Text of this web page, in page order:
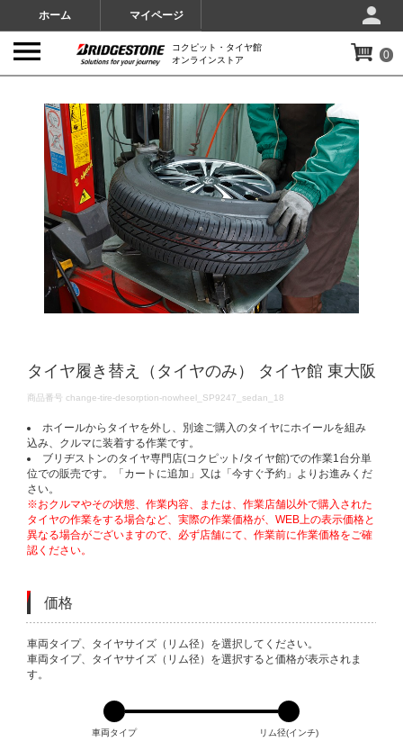
ホーム マイページ
コクピット・タイヤ館
オンラインストア
0
タイヤ履き替え（タイヤのみ） タイヤ館 東大阪
DETAILS
商品番号 change-tire-desorption-nowheel_SP9247_sedan_18
ホイールからタイヤを外し、別途ご購入のタイヤにホイールを組み
込み、クルマに装着する作業です。
ブリヂストンのタイヤ専門店(コクピット/タイヤ館)での作業1台分単
位での販売です。「カートに追加」又は「今すぐ予約」よりお進みくだ
さい。
※おクルマやその状態、作業内容、または、作業店舗以外で購入された
タイヤの作業をする場合など、実際の作業価格が、WEB上の表示価格と
異なる場合がございますので、必ず店舗にて、作業前に作業価格をご確
認ください。
価格
VARIATIONS
車両タイプ、タイヤサイズ（リム径）を選択してください。
車両タイプ、タイヤサイズ（リム径）を選択すると価格が表示されま
す。
車両タイプ リム径(インチ)